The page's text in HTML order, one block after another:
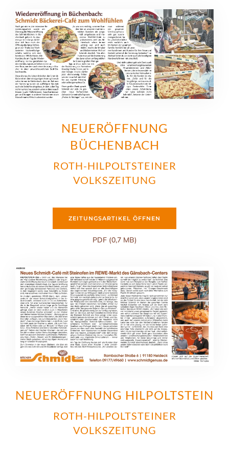
NEUERÖFFNUNG
BÜCHENBACH
ROTH-HILPOLTSTEINER
VOLKSZEITUNG
ZEITUNGSARTIKEL ÖFFNEN
PDF (0,7 MB)
NEUERÖFFNUNG HILPOLTSTEIN
ROTH-HILPOLTSTEINER
VOLKSZEITUNG